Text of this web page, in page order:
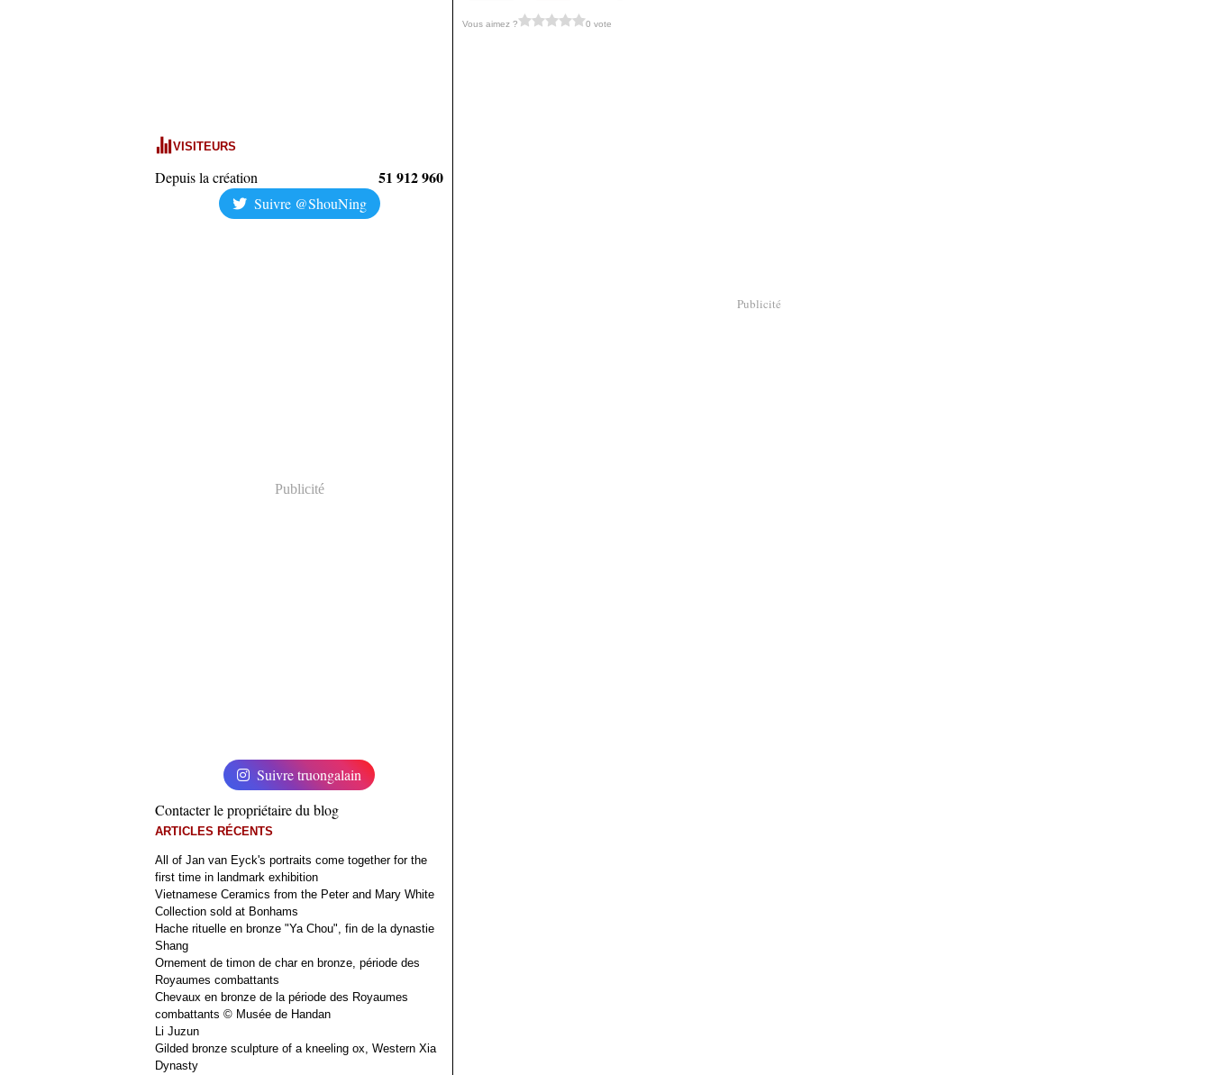
VISITEURS
Depuis la création 51 912 960
Suivre @ShouNing
Publicité
Suivre truongalain
Contacter le propriétaire du blog
ARTICLES RÉCENTS
All of Jan van Eyck's portraits come together for the
first time in landmark exhibition
Vietnamese Ceramics from the Peter and Mary White
Collection sold at Bonhams
Hache rituelle en bronze "Ya Chou", fin de la dynastie
Shang
Ornement de timon de char en bronze, période des
Royaumes combattants
Chevaux en bronze de la période des Royaumes
combattants © Musée de Handan
Li Juzun
Gilded bronze sculpture of a kneeling ox, Western Xia
Dynasty
Vous aimez ? 0 vote
Publicité